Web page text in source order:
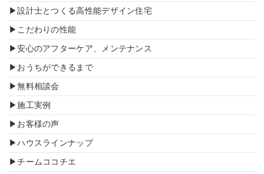
設計士とつくる高性能デザイン住宅
こだわりの性能
安心のアフターケア、メンテナンス
おうちができるまで
無料相談会
施工実例
お客様の声
ハウスラインナップ
チームココチエ